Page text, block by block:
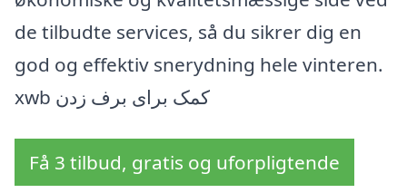
de tilbudte services, så du sikrer dig en
god og effektiv snerydning hele vinteren.
xwb کمک برای برف زدن
Få 3 tilbud, gratis og uforpligtende